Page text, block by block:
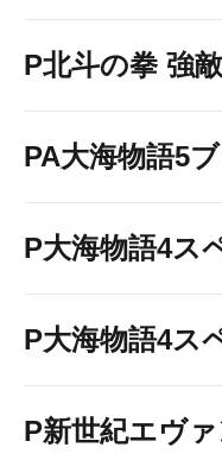
P北斗の拳 強
PA大海物語5
P大海物語4ス
P大海物語4ス
P新世紀エヴ